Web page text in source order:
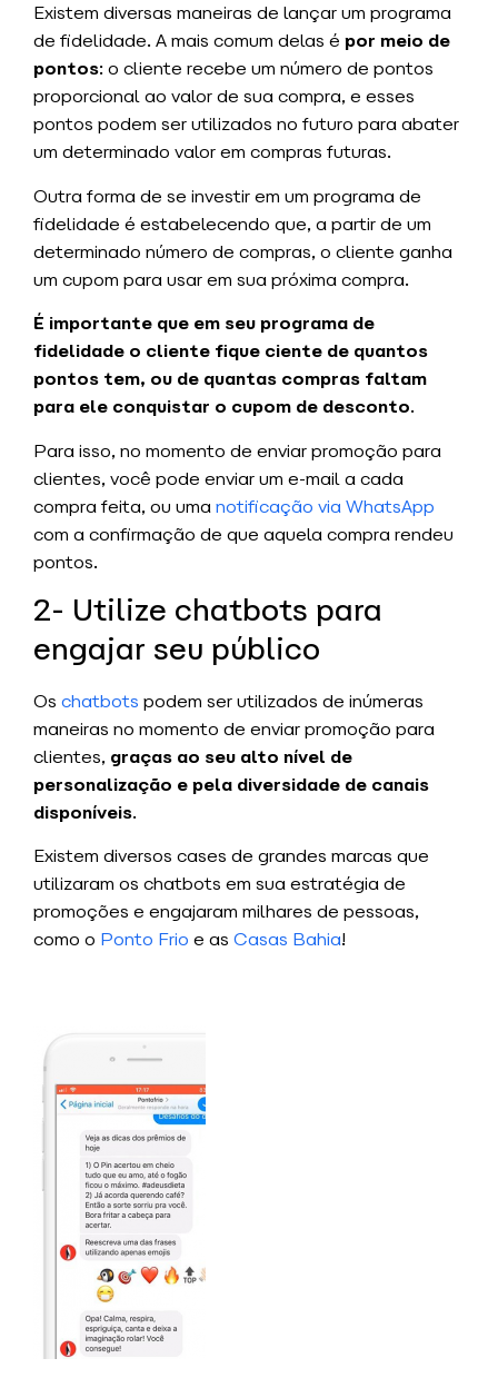
Existem diversas maneiras de lançar um programa
de fidelidade. A mais comum delas é por meio de
pontos: o cliente recebe um número de pontos
proporcional ao valor de sua compra, e esses
pontos podem ser utilizados no futuro para abater
um determinado valor em compras futuras.
Outra forma de se investir em um programa de
fidelidade é estabelecendo que, a partir de um
determinado número de compras, o cliente ganha
um cupom para usar em sua próxima compra.
É importante que em seu programa de
fidelidade o cliente fique ciente de quantos
pontos tem, ou de quantas compras faltam
para ele conquistar o cupom de desconto.
Para isso, no momento de enviar promoção para
clientes, você pode enviar um e-mail a cada
compra feita, ou umanotificação via WhatsApp
com a confirmação de que aquela compra rendeu
pontos.
2- Utilize chatbots para
engajar seu público
Os chatbots podem ser utilizados de inúmeras
maneiras no momento de enviar promoção para
clientes, graças ao seu alto nível de
personalização e pela diversidade de canais
disponíveis.
Existem diversos cases de grandes marcas que
utilizaram os chatbots em sua estratégia de
promoções e engajaram milhares de pessoas,
como o Ponto Frio e as Casas Bahia!